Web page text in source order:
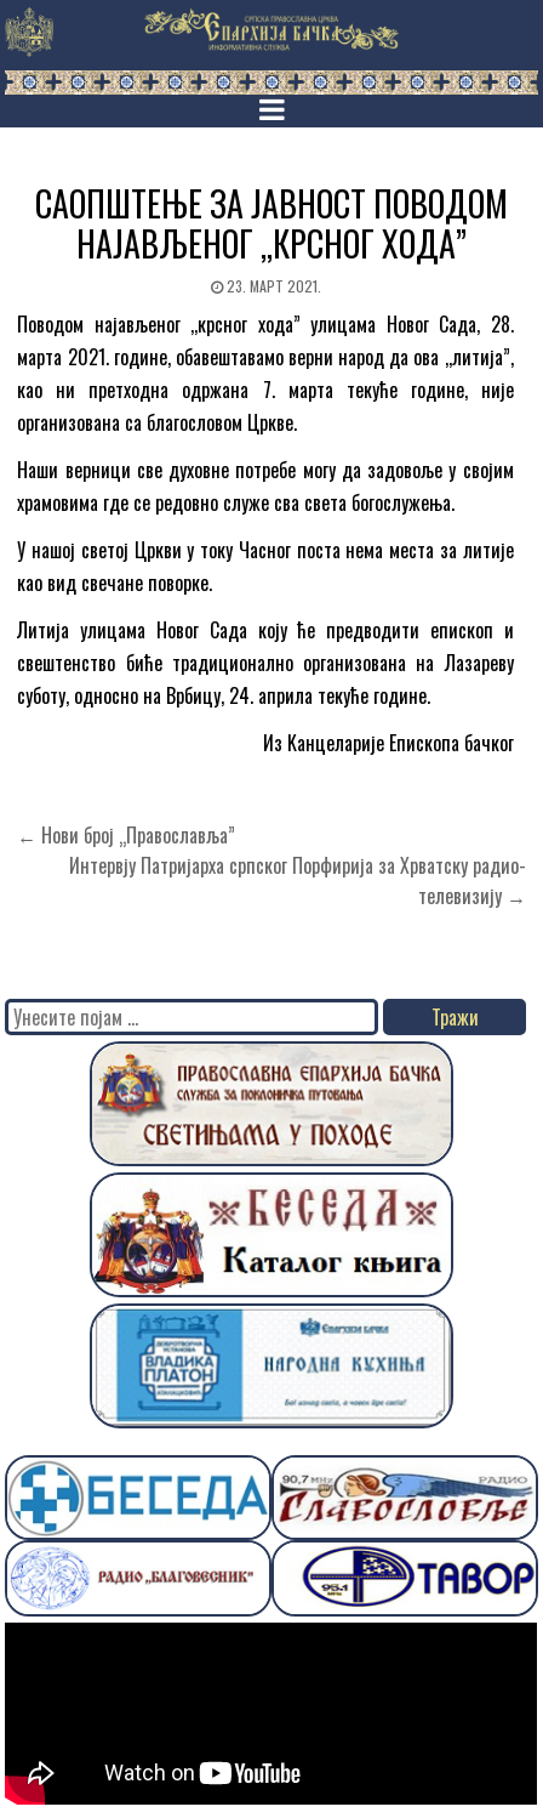
САОПШТЕЊЕ ЗА ЈАВНОСТ ПОВОДОМ
НАЈАВЉЕНОГ ,,КРСНОГ ХОДА”
23. МАРТ 2021.
Поводом најављеног ,,крсног хода” улицама Новог Сада, 28.
марта 2021. године, обавештавамо верни народ да ова ,,литија”,
као ни претходна одржана 7. марта текуће године, није
организована са благословом Цркве.
Наши верници све духовне потребе могу да задовоље у својим
храмовима где се редовно служе сва света богослужења.
У нашој светој Цркви у току Часног поста нема места за литије
као вид свечане поворке.
Литија улицама Новог Сада коју ће предводити епископ и
свештенство биће традиционално организована на Лазареву
суботу, односно на Врбицу, 24. априла текуће године.
Из Kанцеларије Епископа бачког
Кретање
чланка
← Нови број „Православља”
Интервју Патријарха српског Порфирија за Хрватску радио-
телевизију →
Search
for: